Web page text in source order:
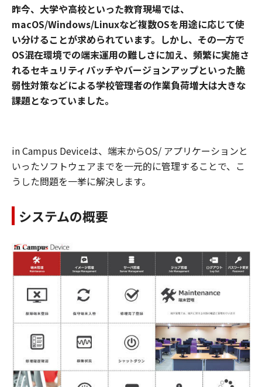
昨今、大学や高校といった教育現場では、
macOS/Windows/Linuxなど複数OSを用途に応じて使
い分けることが求められています。しかし、その一方で
OS混在環境での端末運用の難しさに加え、頻繁に実施さ
れるセキュリティパッチやバージョンアップといった脆
弱性対策などによる学校管理者の作業負荷増大は大きな
課題となっていました。
in Campus Deviceは、端末からOS/ アプリケーションと
いったソフトウェアまでを一元的に管理することで、こ
うした問題を一挙に解決します。
システムの概要